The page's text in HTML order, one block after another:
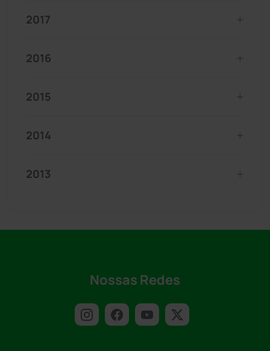
2017
2016
2015
2014
2013
Nossas Redes